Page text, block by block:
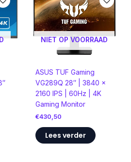
NIET OP VOORRAAD
ASUS TUF Gaming
VG289Q 28″ | 3840 x
2160 IPS | 60Hz | 4K
Gaming Monitor
€430,50
Lees verder